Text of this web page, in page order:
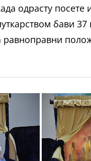
одрасту посете
бави